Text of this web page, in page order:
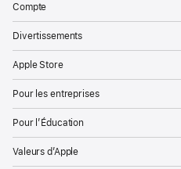
Compte
Divertissements
Apple Store
Pour les entreprises
Pour l’Éducation
Valeurs d’Apple